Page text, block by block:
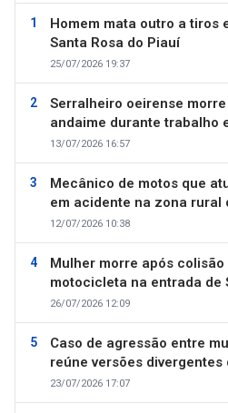
Homem mata outro a tiros
Santa Rosa do Piauí
25/07/2026 19:37
Serralheiro oeirense
andaime durante trabalho
13/07/2026 16:57
Mecânico de motos que
em acidente na zona rural
12/07/2026 10:38
Mulher morre após colisão
motocicleta na entrada de
26/07/2026 12:09
Caso de agressão entre
reúne versões divergentes
23/07/2026 17:07